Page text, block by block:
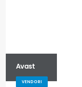
Avast
VENDORI